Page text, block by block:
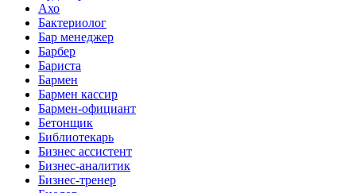
Ахо
Бактериолог
Бар менеджер
Барбер
Бариста
Бармен
Бармен кассир
Бармен-официант
Бетонщик
Библиотекарь
Бизнес ассистент
Бизнес-аналитик
Бизнес-тренер